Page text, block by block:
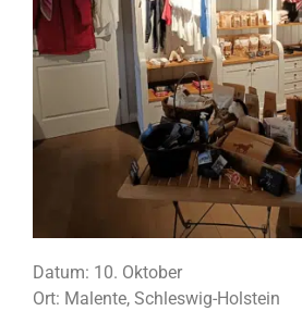
Datum: 10. Oktober
Ort: Malente, Schleswig-Holstein